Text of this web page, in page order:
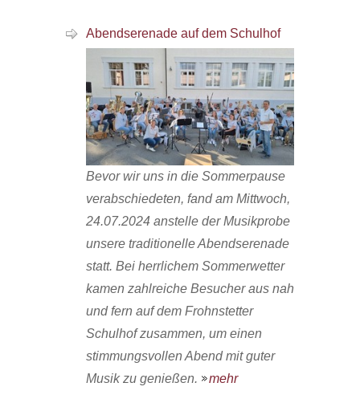
Abendserenade auf dem Schulhof
Bevor wir uns in die Sommerpause
verabschiedeten, fand am Mittwoch,
24.07.2024 anstelle der Musikprobe
unsere traditionelle Abendserenade
statt. Bei herrlichem Sommerwetter
kamen zahlreiche Besucher aus nah
und fern auf dem Frohnstetter
Schulhof zusammen, um einen
stimmungsvollen Abend mit guter
Musik zu genießen.
mehr